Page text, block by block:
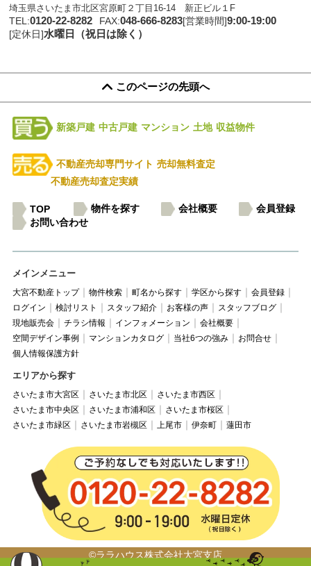
埼玉県さいたま市北区宮原町２丁目16-14 新正ビル１F
TEL:0120-22-8282 FAX:048-666-8283[営業時間]9:00-19:00
[定休日]水曜日（祝日は除く）
このページの先頭へ
新築戸建 中古戸建 マンション 土地 収益物件
不動産売却専門サイト 売却無料査定
不動産売却査定実績
TOP 物件を探す 会社概要
会員登録
お問い合わせ
メインメニュー
大宮不動産トップ 物件検索 町名から探す 学区から探す
会員登録
ログイン
検討リスト スタッフ紹介 お客様の声
スタッフブログ
現地販売会
チラシ情報 インフォメーション
会社概要
空間デザイン事例
マンションカタログ 当社6つの強み
お問合せ
個人情報保護方針
エリアから探す
さいたま市大宮区 さいたま市北区
さいたま市西区
さいたま市中央区
さいたま市浦和区
さいたま市桜区
さいたま市緑区
さいたま市岩槻区 上尾市 伊奈町 蓮田市
©ララハウス株式会社大宮支店